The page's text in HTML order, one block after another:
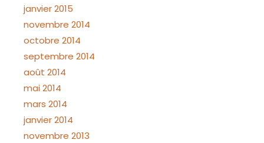
janvier 2015
novembre 2014
octobre 2014
septembre 2014
août 2014
mai 2014
mars 2014
janvier 2014
novembre 2013